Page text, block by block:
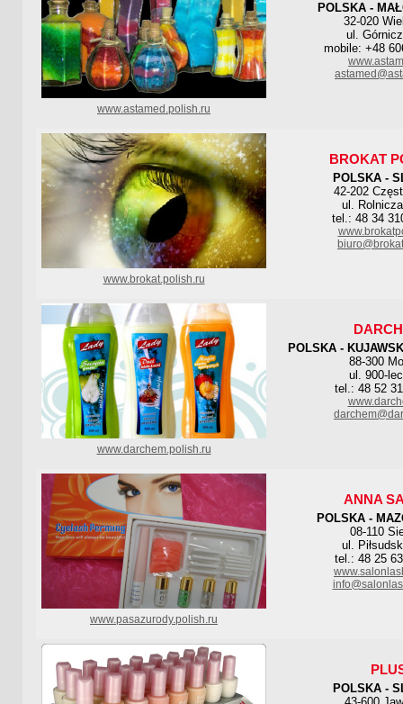
POLSKA -
32-020
ul.
mobile: +48
www.astamed.polish.ru
BROKAT
POLSKA -
42-202
ul.
tel.: 48 34
www.brokat.polish.ru
POLSKA -
88-300
ul. 900-
tel.: 48 52
www.darchem.polish.ru
ANNA
POLSKA -
08-110
ul.
tel.: 48 25
www.pasazurody.polish.ru
POLSKA -